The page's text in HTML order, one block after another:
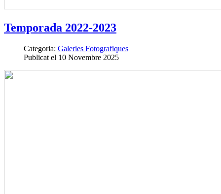
Temporada 2022-2023
Categoria: Galeries Fotografiques
Publicat el 10 Novembre 2025